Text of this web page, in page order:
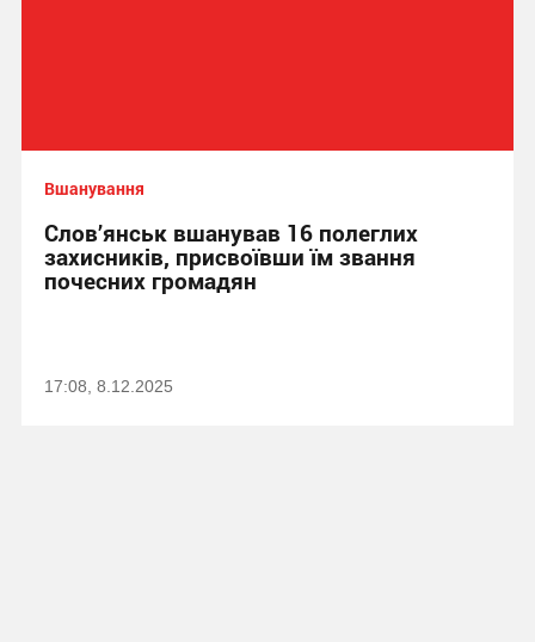
Вшанування
Слов’янськ вшанував 16 полеглих
захисників, присвоївши їм звання
почесних громадян
17:08, 8.12.2025